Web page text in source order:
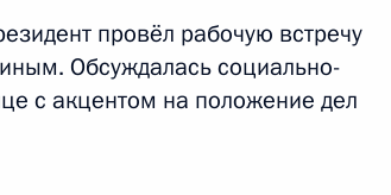
Статьипровёл рабочую встречу
Обсуждалась социально-
с акцентом на положение дел